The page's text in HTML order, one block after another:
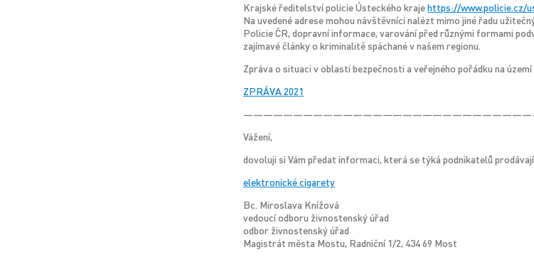
Krajské ředitelství policie Ústeckého krajehttps://www.policie.cz/
Na uvedené adrese mohou návštěvníci nalézt mimo jiné řadu
Policie ČR, dopravní informace, varování před různými formami
zajímavé články o kriminalitě spáchané v našem regionu.
Zpráva o situaci v oblasti bezpečnosti a veřejného pořádku na
ZPRÁVA 2021
Vážení,
dovoluji si Vám předat informaci, která se týká podnikatelů
elektronické cigarety
Bc. Miroslava Knížová
vedoucí odboru živnostenský úřad
odbor živnostenský úřad
Magistrát města Mostu, Radniční 1/2, 434 69 Most